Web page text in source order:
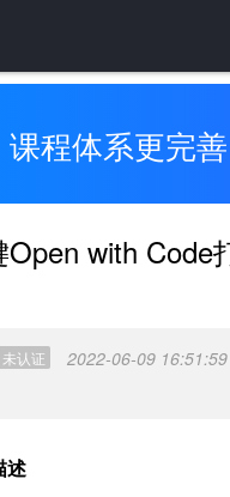
程体系更完善
with Code
未认证 2022-06-09 16:51:59
述